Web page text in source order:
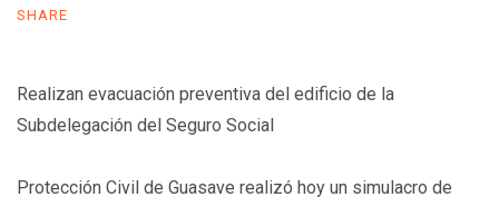
SHARE
Realizan evacuación preventiva del edificio de la
Subdelegación del Seguro Social
Protección Civil de Guasave realizó hoy un simulacro de